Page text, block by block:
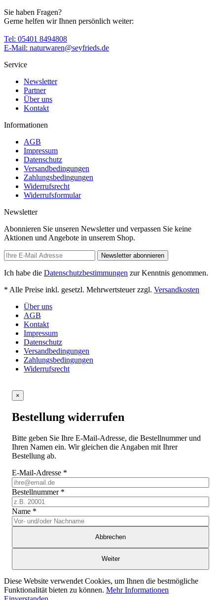
Sie haben Fragen?
Gerne helfen wir Ihnen persönlich weiter:
Tel: 05401 8494808
E-Mail: naturwaren@seyfrieds.de
Service
Newsletter
Partner
Über uns
Kontakt
Informationen
AGB
Impressum
Datenschutz
Versandbedingungen
Zahlungsbedingungen
Widerrufsrecht
Widerrufsformular
Newsletter
Abonnieren Sie unseren Newsletter und verpassen Sie keine
Aktionen und Angebote in unserem Shop.
Newsletter abonnieren
Ich habe die Datenschutzbestimmungen zur Kenntnis genommen.
* Alle Preise inkl. gesetzl. Mehrwertsteuer zzgl. Versandkosten
Über uns
AGB
Kontakt
Impressum
Datenschutz
Versandbedingungen
Zahlungsbedingungen
Widerrufsrecht
×
Bestellung widerrufen
Bitte geben Sie Ihre E-Mail-Adresse, die Bestellnummer und
Ihren Namen ein. Wir gleichen die Angaben mit Ihrer
Bestellung ab.
E-Mail-Adresse *
Bestellnummer *
Name *
Abbrechen
Weiter
Diese Website verwendet Cookies, um Ihnen die bestmögliche
Funktionalität bieten zu können. Mehr Informationen